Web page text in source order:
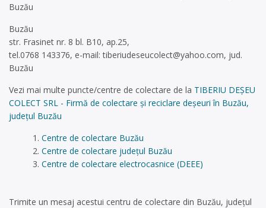
Buzău
Buzău
str. Frasinet nr. 8 bl. B10, ap.25,
tel.0768 143376, e-mail:tiberiudeseucolect@yahoo.com, jud.
Buzău
Vezi mai multe puncte/centre de colectare de la TIBERIU DEȘEU
COLECT SRL - Firmă de colectare și reciclare deșeuri în Buzău,
județul Buzău
Centre de colectare Buzău
Centre de colectare județul Buzău
Centre de colectare electrocasnice (DEEE)
Trimite un mesaj acestui centru de colectare din Buzău, județul